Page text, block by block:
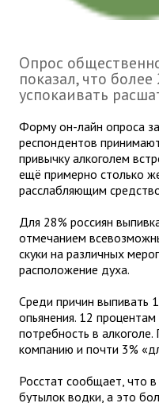
Опрос
показал, что
успокаивать
Форму он-лайн опроса
респондентов
привычку алкоголем
ещё примерно столько
расслабляющим
Для 28% россиян
отмечанием
скуки на различных
расположение духа.
Среди причин выпивать
опьянения. 12
потребность в
компанию и почти 3%
Росстат сообщает, что
бутылок водки, а это